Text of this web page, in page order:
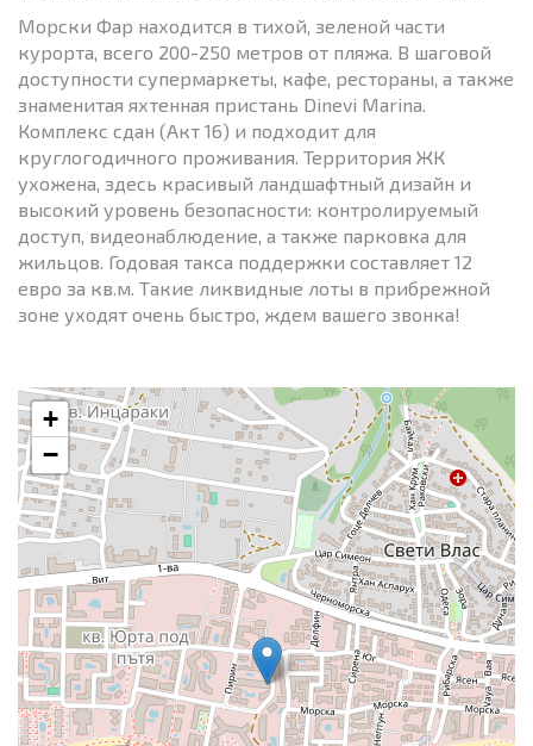
Морски Фар находится в тихой, зеленой части
курорта, всего 200-250 метров от пляжа. В шаговой
доступности супермаркеты, кафе, рестораны, а также
знаменитая яхтенная пристань Dinevi Marina.
Комплекс сдан (Акт 16) и подходит для
круглогодичного проживания. Территория ЖК
ухожена, здесь красивый ландшафтный дизайн и
высокий уровень безопасности: контролируемый
доступ, видеонаблюдение, а также парковка для
жильцов. Годовая такса поддержки составляет 12
евро за кв.м. Такие ликвидные лоты в прибрежной
зоне уходят очень быстро, ждем вашего звонка!
+
−